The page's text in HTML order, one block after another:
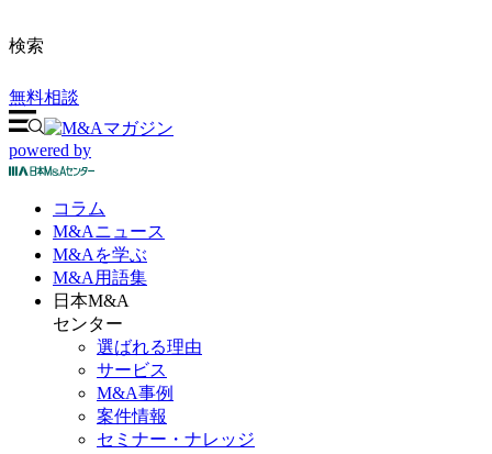
検索
無料相談
powered by
コラム
M&Aニュース
M&Aを学ぶ
M&A 用語集
日本M&A
センター
選ばれる理由
サービス
M&A事例
案件情報
セミナー・ナレッジ